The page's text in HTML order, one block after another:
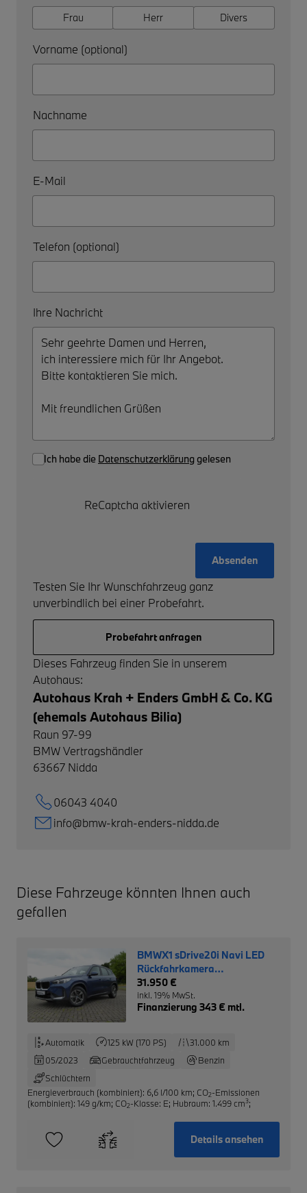
Frau Herr Divers
Vorname (optional)
Nachname
E-Mail
Telefon (optional)
Ihre Nachricht
Ich habe die Datenschutzerklärung gelesen
ReCaptcha aktivieren
Absenden
Testen Sie Ihr Wunschfahrzeug ganz
unverbindlich bei einer Probefahrt.
Probefahrt anfragen
Dieses Fahrzeug finden Sie in unserem
Autohaus:
Autohaus Krah + Enders GmbH & Co. KG
(ehemals Autohaus Bilia)
Raun 97-99
BMW Vertragshändler
63667 Nidda
06043 4040
info@bmw-krah-enders-nidda.de
Diese Fahrzeuge könnten Ihnen auch
gefallen
BMWX1 sDrive20i Navi LED
Rückfahrkamera
Komfortzugang
31.950 €
inkl. 19% MwSt.
Finanzierung 343 € mtl.
Automatik 125 kW (170 PS)
31.000 km
05/2023
Gebrauchtfahrzeug
Benzin
Schlüchtern
Energieverbrauch (kombiniert): 6,6 l/100 km; CO2-Emissionen
(kombiniert): 149 g/km; CO2-Klasse: E; Hubraum: 1.499 cm3;
Details ansehen